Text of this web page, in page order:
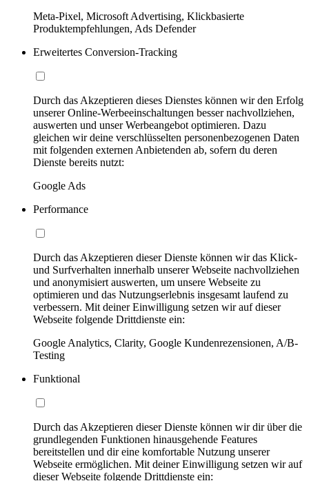
Meta-Pixel, Microsoft Advertising, Klickbasierte
Produktempfehlungen, Ads Defender
Erweitertes Conversion-Tracking
Durch das Akzeptieren dieses Dienstes können wir den Erfolg
unserer Online-Werbeeinschaltungen besser nachvollziehen,
auswerten und unser Werbeangebot optimieren. Dazu
gleichen wir deine verschlüsselten personenbezogenen Daten
mit folgenden externen Anbietenden ab, sofern du deren
Dienste bereits nutzt:
Google Ads
Performance
Durch das Akzeptieren dieser Dienste können wir das Klick-
und Surfverhalten innerhalb unserer Webseite nachvollziehen
und anonymisiert auswerten, um unsere Webseite zu
optimieren und das Nutzungserlebnis insgesamt laufend zu
verbessern. Mit deiner Einwilligung setzen wir auf dieser
Webseite folgende Drittdienste ein:
Google Analytics, Clarity, Google Kundenrezensionen, A/B-
Testing
Funktional
Durch das Akzeptieren dieser Dienste können wir dir über die
grundlegenden Funktionen hinausgehende Features
bereitstellen und dir eine komfortable Nutzung unserer
Webseite ermöglichen. Mit deiner Einwilligung setzen wir auf
dieser Webseite folgende Drittdienste ein: